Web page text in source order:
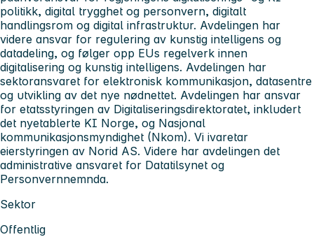
politikk, digital trygghet og personvern, digitalt
handlingsrom og digital infrastruktur. Avdelingen har
videre ansvar for regulering av kunstig intelligens og
datadeling, og følger opp EUs regelverk innen
digitalisering og kunstig intelligens. Avdelingen har
sektoransvaret for elektronisk kommunikasjon, datasentre
og utvikling av det nye nødnettet. Avdelingen har ansvar
for etatsstyringen av Digitaliseringsdirektoratet, inkludert
det nyetablerte KI Norge, og Nasjonal
kommunikasjonsmyndighet (Nkom). Vi ivaretar
eierstyringen av Norid AS. Videre har avdelingen det
administrative ansvaret for Datatilsynet og
Personvernnemnda.
Sektor
Offentlig